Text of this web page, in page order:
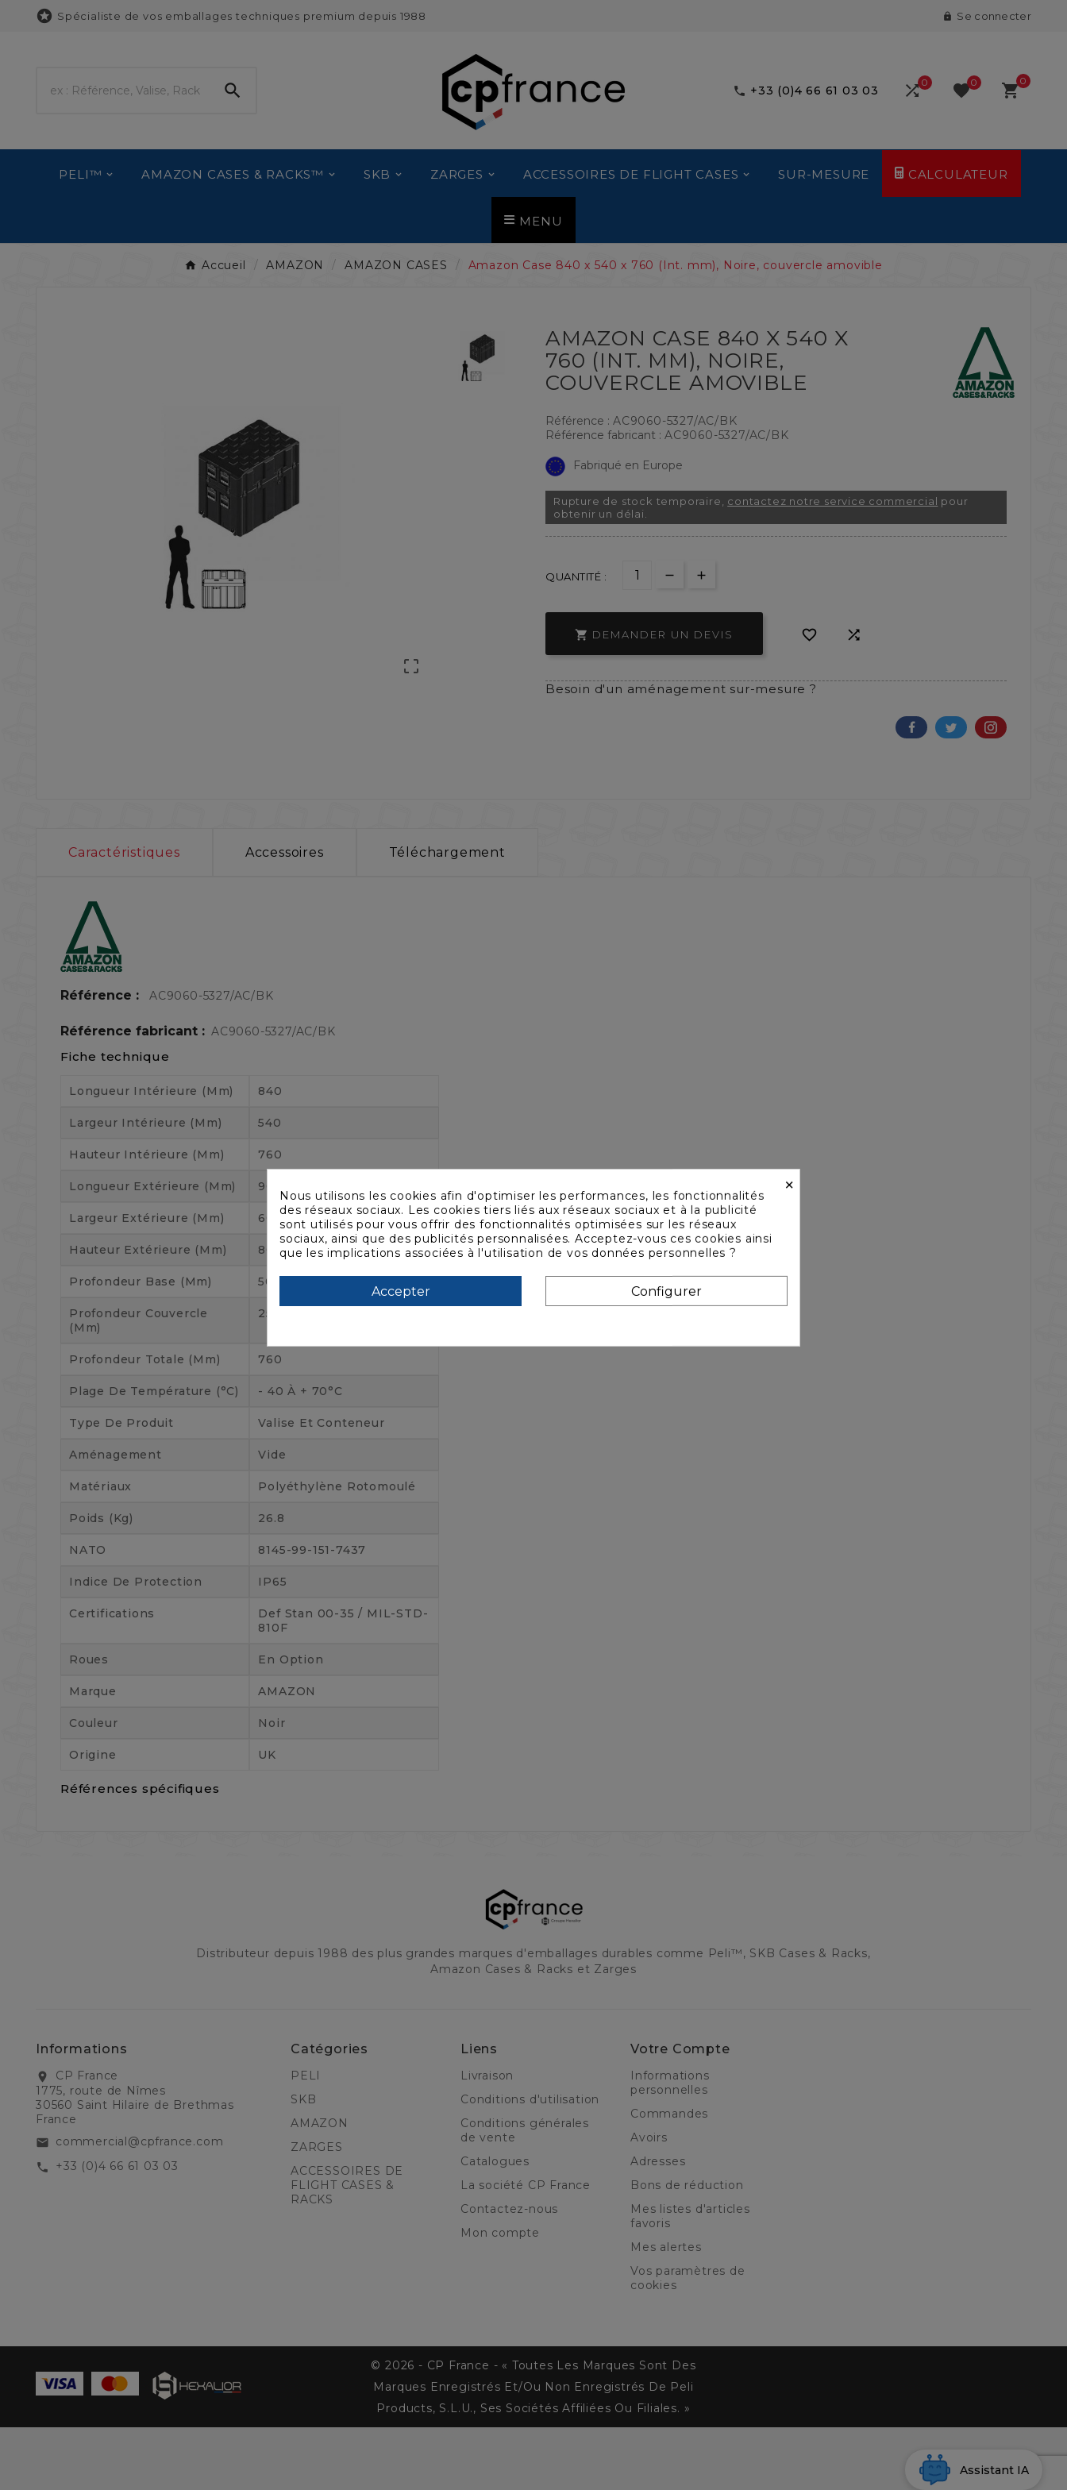
 Spécialiste de vos emballages techniques premium depuis 1988  Se connecter
  +33 (0)4 66 61 03 03 0 0 
0
PELI™ AMAZON CASES & RACKS™ SKB ZARGES ACCESSOIRES DE FLIGHT CASES SUR-MESURE CALCULATEUR
MENU
Accueil AMAZON AMAZON CASES Amazon Case 840 x 540 x 760 (Int. mm), Noire, couvercle amovible

AMAZON CASE 840 X 540 X
760 (INT. MM), NOIRE,
COUVERCLE AMOVIBLE
Référence : AC9060-5327/AC/BK
Référence fabricant : AC9060-5327/AC/BK
Fabriqué en Europe
Rupture de stock temporaire, contactez notre service commercial pour
obtenir un délai.
QUANTITÉ :
 DEMANDER UN DEVIS  
Besoin d'un aménagement sur-mesure ?
Caractéristiques Accessoires Téléchargement
Référence : AC9060-5327/AC/BK
Référence fabricant : AC9060-5327/AC/BK
Fiche technique
Longueur Intérieure (mm) 840
Largeur Intérieure (mm) 540
Hauteur Intérieure (mm) 760
Longueur Extérieure (mm) 900
Largeur Extérieure (mm) 600
Hauteur Extérieure (mm) 800
Profondeur Base (mm) 505
Profondeur Couvercle
(mm)
255
Profondeur Totale (mm) 760
Plage De Température (°C) - 40 À + 70°C
Type De Produit Valise Et Conteneur
Aménagement Vide
Matériaux Polyéthylène Rotomoulé
Poids (kg) 26.8
NATO 8145-99-151-7437
Indice De Protection IP65
Certifications
Def Stan 00-35 / MIL-STD-
810F
Roues En Option
Marque AMAZON
Couleur Noir
Origine UK
Références spécifiques
Distributeur depuis 1988 des plus grandes marques d'emballages durables comme Peli™, SKB Cases & Racks,
Amazon Cases & Racks et Zarges
Informations
location_on
CP France
1775, route de Nîmes
30560 Saint Hilaire de Brethmas
France
email commercial@cpfrance.com
call +33 (0)4 66 61 03 03
Catégories
PELI
SKB
AMAZON
ZARGES
ACCESSOIRES DE
FLIGHT CASES &
RACKS
Liens
Livraison
Conditions d'utilisation
Conditions générales
de vente
Catalogues
La société CP France
Contactez-nous
Mon compte
Votre Compte
Informations
personnelles
Commandes
Avoirs
Adresses
Bons de réduction
Mes listes d'articles
favoris
Mes alertes
Vos paramètres de
cookies
Assistant IA
© 2026 - CP France - « Toutes Les Marques Sont Des
Marques Enregistrés Et/ou Non Enregistrés De Peli
Products, S.L.U., Ses Sociétés Affiliées Ou Filiales. »
×
Nous utilisons les cookies afin d'optimiser les performances, les fonctionnalités
des réseaux sociaux. Les cookies tiers liés aux réseaux sociaux et à la publicité
sont utilisés pour vous offrir des fonctionnalités optimisées sur les réseaux
sociaux, ainsi que des publicités personnalisées. Acceptez-vous ces cookies ainsi
que les implications associées à l'utilisation de vos données personnelles ?
Accepter Configurer